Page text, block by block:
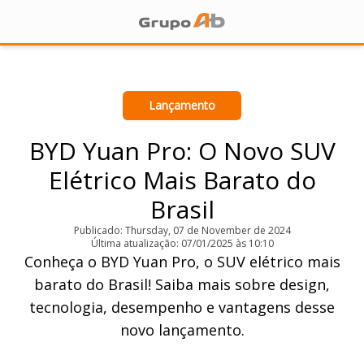
Lançamento
BYD Yuan Pro: O Novo SUV
Elétrico Mais Barato do
Brasil
Publicado: Thursday, 07 de November de 2024
Última atualização: 07/01/2025 às 10:10
Conheça o BYD Yuan Pro, o SUV elétrico mais
barato do Brasil! Saiba mais sobre design,
tecnologia, desempenho e vantagens desse
novo lançamento.